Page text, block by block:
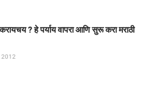
? हे पर्याय वापरा आणि सुरू करा मराठी
2012